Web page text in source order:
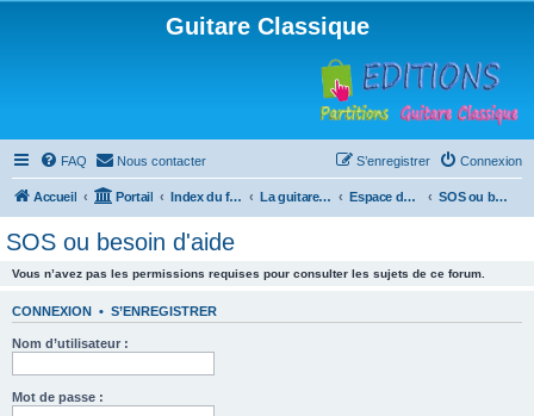
Guitare Classique
FAQ Nous contacter Connexion
S’enregistrer
Accueil Portail Index du forum La guitare : instrument, cours et théorie Espace débutants SOS ou besoin d'aide
SOS ou besoin d'aide
Vous n’avez pas les permissions requises pour consulter les sujets de ce forum.
CONNEXION • S’ENREGISTRER
Nom d’utilisateur :
Mot de passe :